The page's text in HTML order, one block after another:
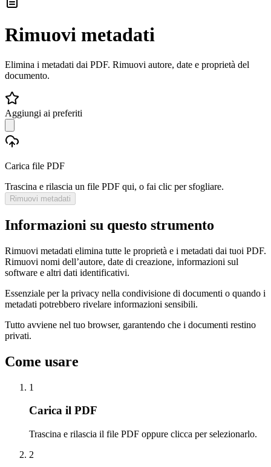
Rimuovi metadati
Elimina i metadati dai PDF. Rimuovi autore, date e proprietà del
documento.
Aggiungi ai preferiti
Carica file PDF
Trascina e rilascia un file PDF qui, o fai clic per sfogliare.
Rimuovi metadati
Informazioni su questo strumento
Rimuovi metadati elimina tutte le proprietà e i metadati dai tuoi PDF.
Rimuovi nomi dell’autore, date di creazione, informazioni sul
software e altri dati identificativi.
Essenziale per la privacy nella condivisione di documenti o quando i
metadati potrebbero rivelare informazioni sensibili.
Tutto avviene nel tuo browser, garantendo che i documenti restino
privati.
Come usare
1
Carica il PDF
Trascina e rilascia il file PDF oppure clicca per selezionarlo.
2